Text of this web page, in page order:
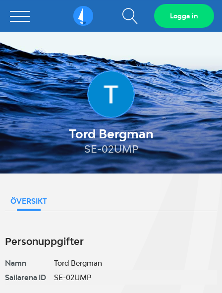
Sailarena Visa
sökfält
Logga in
Tord Bergman
SE-02UMP
ÖVERSIKT
Personuppgifter
Namn
Tord Bergman
Sailarena ID
SE-02UMP